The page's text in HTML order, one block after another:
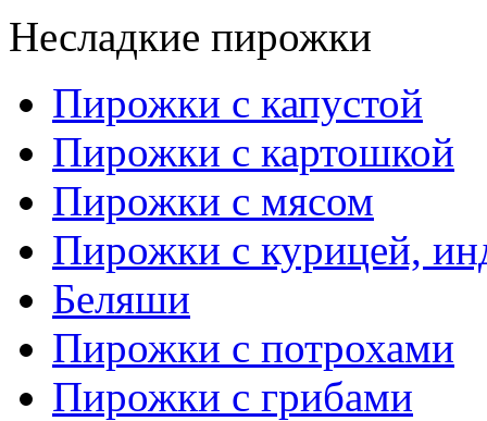
Несладкие пирожки
Пирожки с капустой
Пирожки с картошкой
Пирожки с мясом
Пирожки с курицей,
Беляши
Пирожки с потрохами
Пирожки с грибами